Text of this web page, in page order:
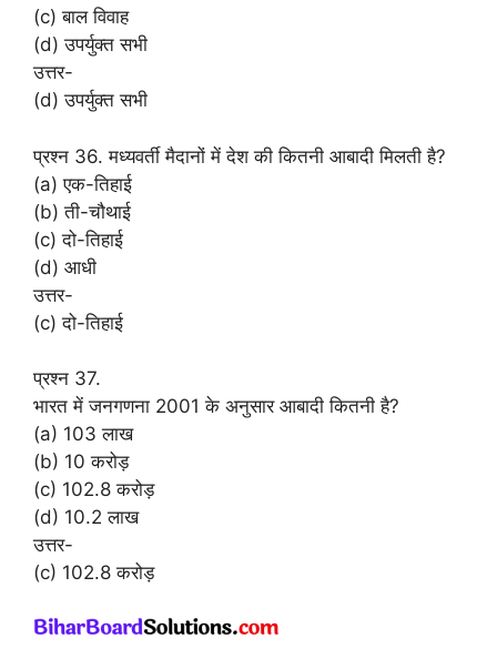
(c) बाल विवाह
(d) उपर्युक्त सभी
उत्तर-
(d) उपर्युक्त सभी
प्रश्न 36. मध्यवर्ती मैदानों में देश की कितनी आबादी मिलती है?
(a) एक-तिहाई
(b) ती-चौथाई
(c) दो-तिहाई
(d) आधी
उत्तर-
(c) दो-तिहाई
प्रश्न 37.
भारत में जनगणना 2001 के अनुसार आबादी कितनी है?
(a) 103 लाख
(b) 10 करोड़
(c) 102.8 करोड़
(d) 10.2 लाख
उत्तर-
(c) 102.8 करोड़